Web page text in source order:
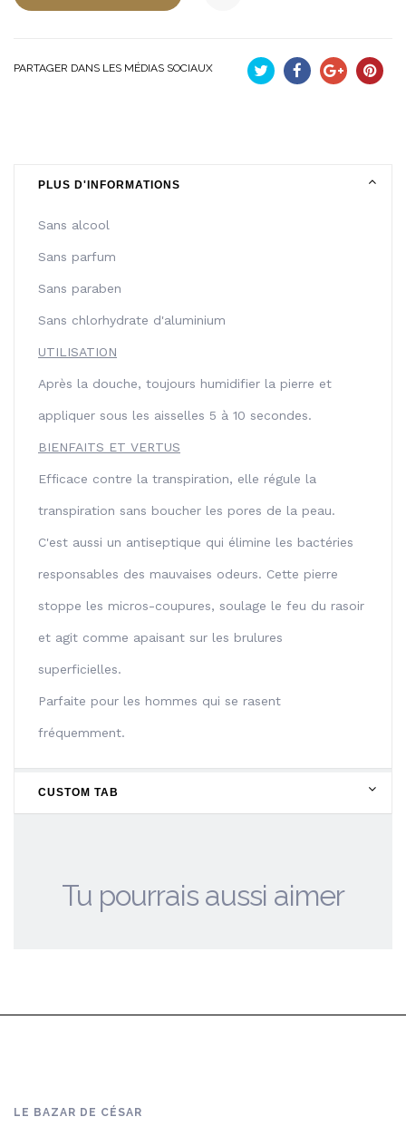
PARTAGER DANS LES MÉDIAS SOCIAUX
PLUS D'INFORMATIONS
Sans alcool
Sans parfum
Sans paraben
Sans chlorhydrate d'aluminium
UTILISATION
Après la douche, toujours humidifier la pierre et
appliquer sous les aisselles 5 à 10 secondes.
BIENFAITS ET VERTUS
Efficace contre la transpiration, elle régule la
transpiration sans boucher les pores de la peau.
C'est aussi un antiseptique qui élimine les bactéries
responsables des mauvaises odeurs. Cette pierre
stoppe les micros-coupures, soulage le feu du rasoir
et agit comme apaisant sur les brulures
superficielles.
Parfaite pour les hommes qui se rasent
fréquemment.
CUSTOM TAB
Tu pourrais aussi aimer
LE BAZAR DE CÉSAR